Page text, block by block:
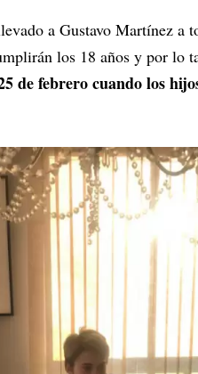
a Gustavo Martínez a
los 18 años y por lo
de febrero cuando los